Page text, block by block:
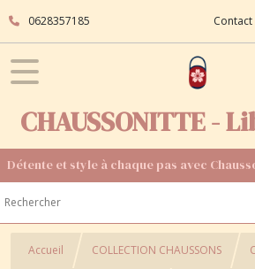
0628357185 Contact
CHAUSSONITTE -
Détente et style à chaque pas avec
Accueil COLLECTION CHAUSSONS